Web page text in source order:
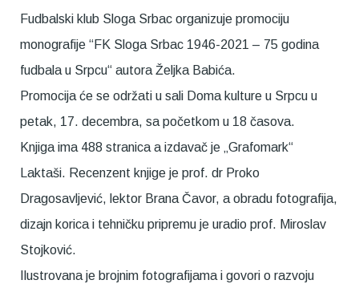
Fudbalski klub Sloga Srbac organizuje promociju
monografije “FK Sloga Srbac 1946-2021 – 75 godina
fudbala u Srpcu“ autora Željka Babića.
Promocija će se održati u sali Doma kulture u Srpcu u
petak, 17. decembra, sa početkom u 18 časova.
Knjiga ima 488 stranica a izdavač je „Grafomark“
Laktaši. Recenzent knjige je prof. dr Proko
Dragosavljević, lektor Brana Čavor, a obradu fotografija,
dizajn korica i tehničku pripremu je uradio prof. Miroslav
Stojković.
Ilustrovana je brojnim fotografijama i govori o razvoju